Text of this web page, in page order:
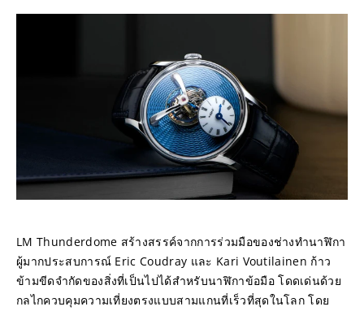
LM Thunderdome สร้างสรรค์จากการร่วมมือของช่างทำนาฬิกา
ผู้มากประสบการณ์ Eric Coudray และ Kari Voutilainen ก้าว
ข้ามขีดจำกัดของสิ่งที่เป็นไปได้สำหรับนาฬิกาข้อมือ โดดเด่นด้วย
กลไกควบคุมความเที่ยงตรงแบบสามแกนที่เร็วที่สุดในโลก โดย